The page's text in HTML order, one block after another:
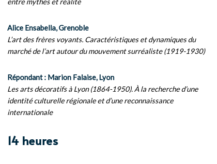
Alice Ensabella, Grenoble
L’art des frères voyants. Caractéristiques et dynamiques du
marché de l’art autour du mouvement surréaliste (1919-1930)
Répondant : Marion Falaise, Lyon
Les arts décoratifs à Lyon (1864-1950). À la recherche d’une
identité culturelle régionale et d’une reconnaissance
internationale
14 heures